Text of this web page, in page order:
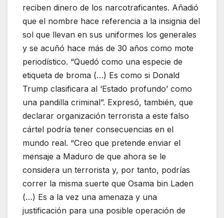
reciben dinero de los narcotraficantes. Añadió
que el nombre hace referencia a la insignia del
sol que llevan en sus uniformes los generales
y se acuñó hace más de 30 años como mote
periodístico. “Quedó como una especie de
etiqueta de broma (…) Es como si Donald
Trump clasificara al ‘Estado profundo’ como
una pandilla criminal”. Expresó, también, que
declarar organización terrorista a este falso
cártel podría tener consecuencias en el
mundo real. “Creo que pretende enviar el
mensaje a Maduro de que ahora se le
considera un terrorista y, por tanto, podrías
correr la misma suerte que Osama bin Laden
(…) Es a la vez una amenaza y una
justificación para una posible operación de